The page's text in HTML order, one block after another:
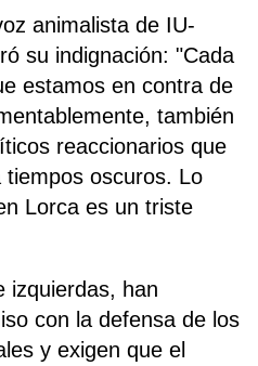
animalista de IU-
su indignación: "Cada
estamos en contra de
también
reaccionarios que
oscuros. Lo
Lorca es un triste
izquierdas, han
con la defensa de los
y exigen que el